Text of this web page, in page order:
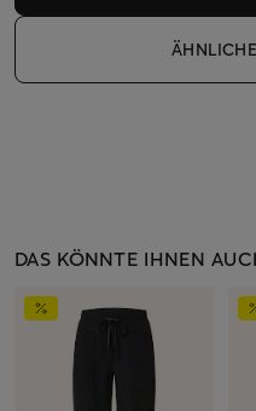
DAS KÖNNTE IHNEN